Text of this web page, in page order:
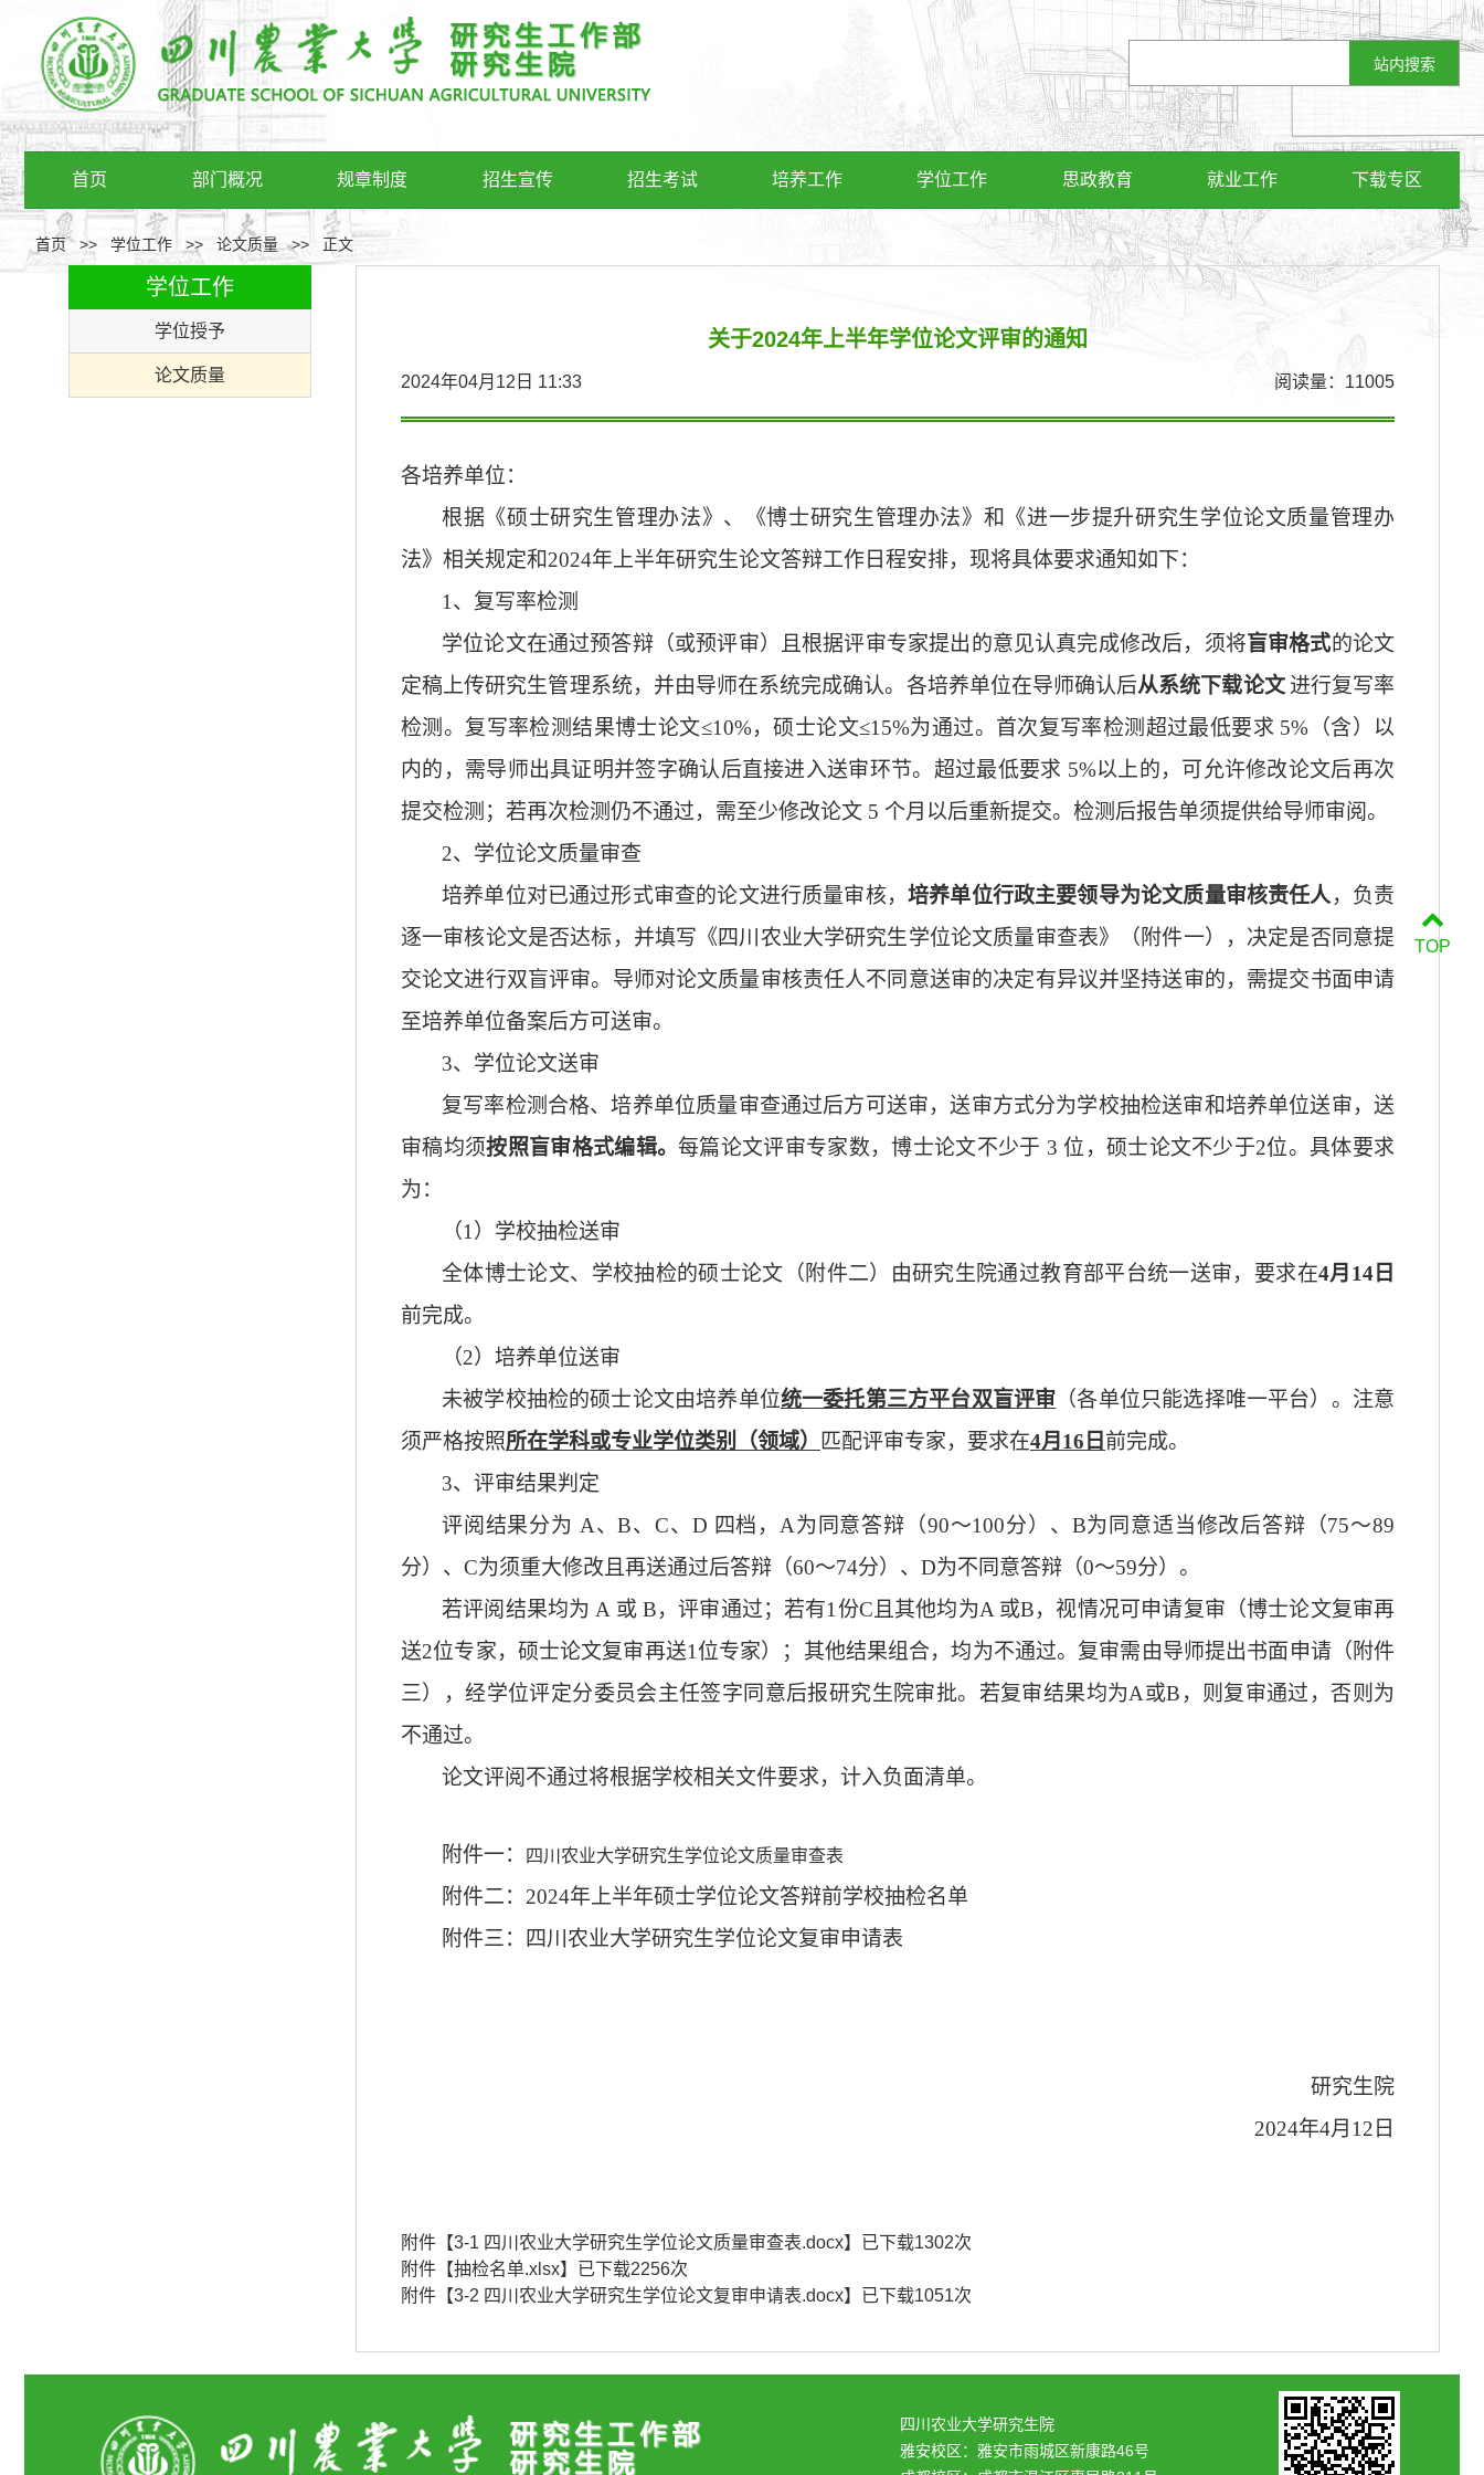
首页 部门概况 规章制度 招生宣传 招生考试 培养工作 学位工作 思政教育 就业工作 下载专区
首页>> 学位工作 >> 论文质量 >> 正文
学位工作
学位授予
论文质量
关于2024年上半年学位论文评审的通知
2024年04月12日 11:33 阅读量： 11005
各培养单位：
根据《硕士研究生管理办法》、《博士研究生管理办法》和《进一步提升研究生学位论文质量管理办
法》相关规定和2024年上半年研究生论文答辩工作日程安排，现将具体要求通知如下：
1 、复写率检测
学位论文在通过预答辩（或预评审）且根据评审专家提出的意见认真完成修改后，须将盲审格式的论文
定稿上传研究生管理系统，并由导师在系统完成确认。各培养单位在导师确认后从系统下载论文 进行复写率
检测。复写率检测结果博士论文≤10%，硕士论文≤15%为通过。首次复写率检测超过最低要求 5% （含）以
内的，需导师出具证明并签字确认后直接进入送审环节。超过最低要求 5%以上的，可允许修改论文后再次
提交检测；若再次检测仍不通过，需至少修改论文 5 个月以后重新提交。检测后报告单须提供给导师审阅。
2、学位论文质量审查
培养单位对已通过形式审查的论文进行质量审核， 培养单位行政主要领导为论文质量审核责任人，负责
逐一审核论文是否达标，并填写《四川农业大学研究生学位论文质量审查表》（附件一），决定是否同意提
交论文进行双盲评审。导师对论文质量审核责任人不同意送审的决定有异议并坚持送审的，需提交书面申请
至培养单位备案后方可送审。
3、学位论文送审
复写率检测合格、培养单位质量审查通过后方可送审，送审方式分为学校抽检送审和培养单位送审，送
审稿均须按照盲审格式编辑。每篇论文评审专家数，博士论文不少于 3位，硕士论文不少于2位。具体要求
为：
（1 ）学校抽检送审
全体博士论文、学校抽检的硕士论文（附件二）由研究生院通过教育部平台统一送审，要求在4月 14日
前完成。
（2）培养单位送审
未被学校抽检的硕士论文由培养单位统一委托第三方平台双盲评审 （各单位只能选择唯一平台）。注意
须严格按照所在学科或专业学位类别（领域） 匹配评审专家，要求在4月 16 日 前完成。
3、评审结果判定
评阅结果分为 A、B、C、 D 四档， A为同意答辩（90～100分）、 B为同意适当修改后答辩（75～89
分）、 C为须重大修改且再送通过后答辩（60～74分）、 D为不同意答辩（0～59分）。
若评阅结果均为 A 或B，评审通过；若有1 份C 且其他均为A 或B，视情况可申请复审（博士论文复审再
送2位专家，硕士论文复审再送1位专家）；其他结果组合，均为不通过。复审需由导师提出书面申请（附件
三），经学位评定分委员会主任签字同意后报研究生院审批。若复审结果均为A或B ，则复审通过，否则为
不通过。
论文评阅不通过将根据学校相关文件要求，计入负面清单。
附件一： 四川农业大学研究生学位论文质量审查表
附件二： 2024年上半年硕士学位论文答辩前学校抽检名单
附件三：
四川农业大学研究生学位论文复审申请表
研究生院
2024年4月 12 日
附件【3-1 四川农业大学研究生学位论文质量审查表.docx】已下载1302次
附件【抽检名单.xlsx】已下载2256次
附件【3-2 四川农业大学研究生学位论文复审申请表.docx】已下载1051次
四川农业大学研究生院
雅安校区：雅安市雨城区新康路46号
TOP